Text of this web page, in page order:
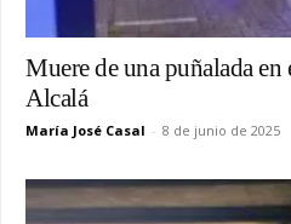
Muere de una puñalada
Alcalá
María José Casal - 8 de junio de 2025